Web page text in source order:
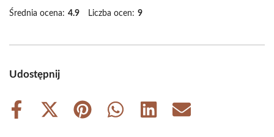
Średnia ocena: 4.9 Liczba ocen: 9
Udostępnij
Share
Share
Share
Share
Share
Share